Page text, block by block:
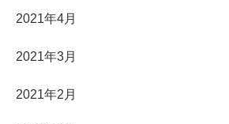
2021年4月
2021年3月
2021年2月